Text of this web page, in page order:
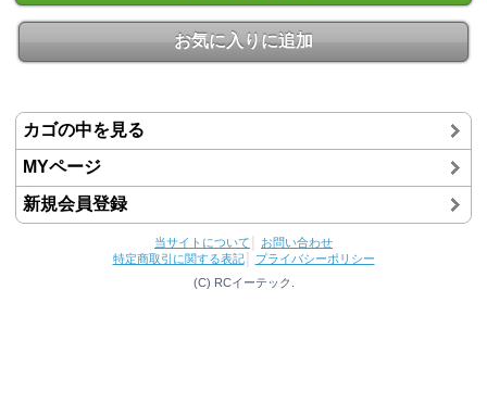
お気に入りに追加
カゴの中を見る
MYページ
新規会員登録
当サイトについて
お問い合わせ
特定商取引に関する表記│
プライバシーポリシー
(C) RCイーテック.